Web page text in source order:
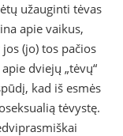
užauginti tėvas
apie vaikus,
(jo) tos pačios
dviejų „tėvų“
kad iš esmės
tėvystę.